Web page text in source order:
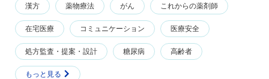
漢方 薬物療法 がん これからの薬剤師
在宅医療 コミュニケーション 医療安全
処方監査・提案・設計 糖尿病 高齢者
もっと見る